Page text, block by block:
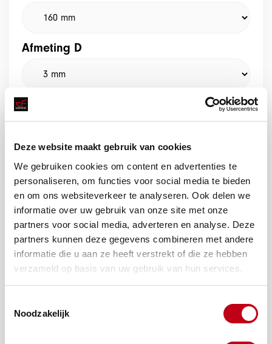
Deze website maakt gebruik van cookies
We gebruiken cookies om content en advertenties te
personaliseren, om functies voor social media te bieden
en om ons websiteverkeer te analyseren. Ook delen we
informatie over uw gebruik van onze site met onze
partners voor social media, adverteren en analyse. Deze
partners kunnen deze gegevens combineren met andere
informatie die u aan ze heeft verstrekt of die ze hebben
verzameld op basis van uw gebruik van hun services.
Noodzakelijk
Afmeting D
Offerte aanvragen